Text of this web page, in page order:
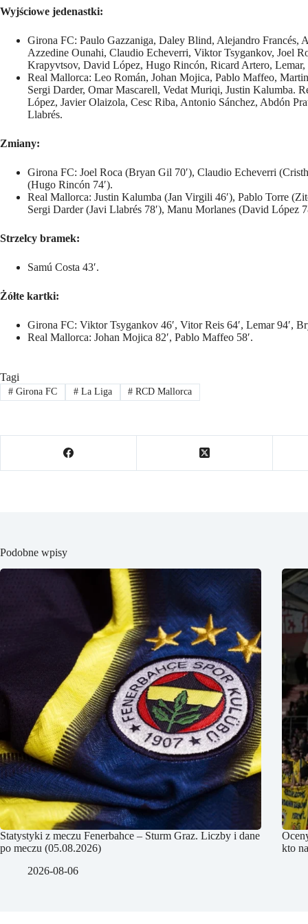
Wyjściowe jedenastki:
Girona FC: Paulo Gazzaniga, Daley Blind, Alejandro Francés,
Azzedine Ounahi, Claudio Echeverri, Viktor Tsygankov, Joel
Krapyvtsov, David López, Hugo Rincón, Ricard Artero,
Real Mallorca: Leo Román, Johan Mojica, Pablo Maffeo,
Sergi Darder, Omar Mascarell, Vedat Muriqi, Justin Kalumba.
López, Javier Olaizola, Cesc Riba, Antonio Sánchez, Abdón
Llabrés.
Zmiany:
Girona FC: Joel Roca (Bryan Gil 70′), Claudio Echeverri
(Hugo Rincón 74′).
Real Mallorca: Justin Kalumba (Jan Virgili 46′), Pablo Torre
Sergi Darder (Javi Llabrés 78′), Manu Morlanes (David López
Strzelcy bramek:
Samú Costa 43′.
Żółte kartki:
Girona FC: Viktor Tsygankov 46′, Vitor Reis 64′, Lemar 94′,
Real Mallorca: Johan Mojica 82′, Pablo Maffeo 58′.
Tagi
#Girona FC #La Liga # RCD Mallorca
Podobne wpisy
Statystyki z meczu Fenerbahce – Sturm Graz. Liczby i dane
po meczu (05.08.2026)
2026-08-06
kto